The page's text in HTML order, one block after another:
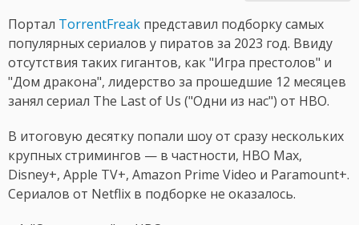
Портал TorrentFreak представил подборку самых
популярных сериалов у пиратов за 2023 год. Ввиду
отсутствия таких гигантов, как "Игра престолов" и
"Дом дракона", лидерство за прошедшие 12 месяцев
занял сериал The Last of Us ("Одни из нас") от HBO.
В итоговую десятку попали шоу от сразу нескольких
крупных стримингов — в частности, HBO Max,
Disney+, Apple TV+, Amazon Prime Video и Paramount+.
Сериалов от Netflix в подборке не оказалось.